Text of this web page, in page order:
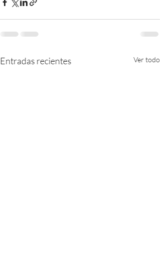
Entradas recientes Ver todo